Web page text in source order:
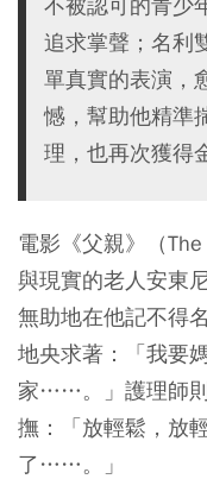
追求掌聲；名利
單真實的表演，
憾，幫助他精準
理，也再次獲得
電影《父親》（
與現實的老人安東
無助地在他記不得
地央求著：「我要
家……。」護理師
撫：「放輕鬆，放
了……。」